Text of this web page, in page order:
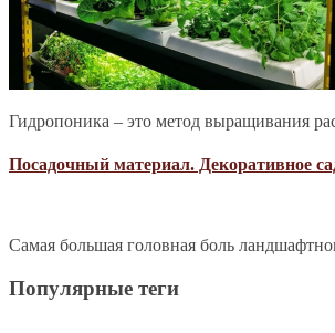
Гидропоника – это метод выращивания
Посадочный материал. Декоративное
Самая большая головная боль
Популярные теги